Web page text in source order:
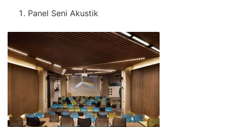
Panel Seni Akustik